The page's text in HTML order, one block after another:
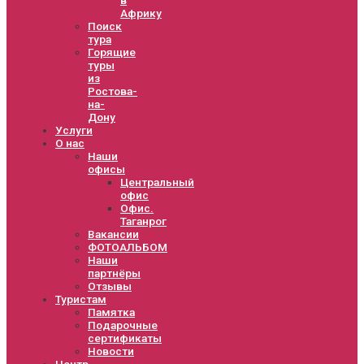
Африку
Поиск
тура
Горящие
туры
из
Ростова-
на-
Дону
Услуги
О нас
Наши
офисы
Центральный
офис
Офис.
Таганрог
Вакансии
ФОТОАЛЬБОМ
Наши
партнёры
Отзывы
Туристам
Памятка
Подарочные
сертификаты
Новости